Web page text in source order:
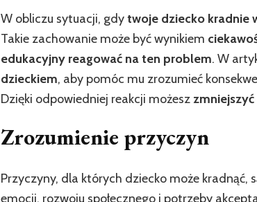
W obliczu sytuacji, gdytwoje dziecko kradnie
Takie zachowanie może być wynikiem
edukacyjny reagować na ten problem. W
dzieckiem, aby pomóc mu zrozumieć
Dzięki odpowiedniej reakcji możesz
Zrozumienie przyczyn
Przyczyny, dla których dziecko może kradnąć,
emocji, rozwoju społecznego i potrzeby